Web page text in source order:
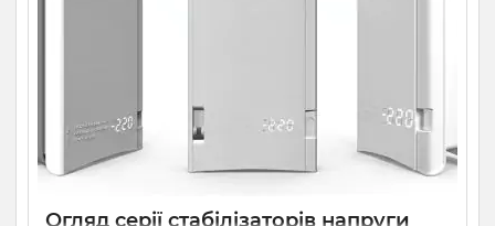
Огляд серії стабілізаторів напруги